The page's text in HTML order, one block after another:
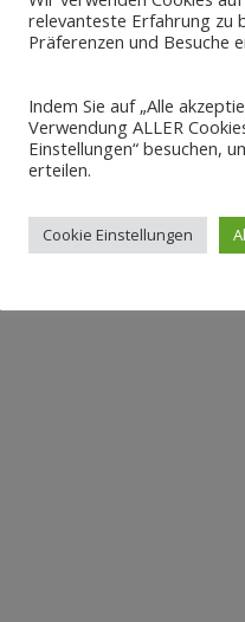
relevanteste Erfahrung zu
Präferenzen und Besuche
Indem Sie auf „Alle
Verwendung ALLER
Einstellungen“ besuchen,
erteilen.
Cookie Einstellungen